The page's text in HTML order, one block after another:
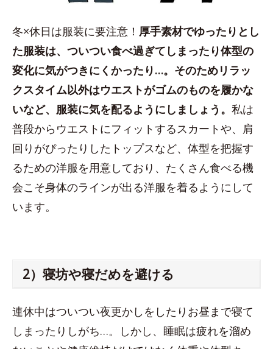
冬×休日は服装に要注意！ 厚手素材でゆったりとし
た服装は、ついつい食べ過ぎてしまったり体型の
変化に気がつきにくかったり…。そのためリラッ
クスタイム以外はウエストがゴムのものを履かな
いなど、服装に気を配るようにしましょう。 私は
普段からウエストにフィットするスカートや、肩
回りがぴったりしたトップスなど、体型を把握す
るための洋服を用意しており、たくさん食べる機
会こそ身体のラインが出る洋服を着るようにして
います。
2）寝坊や寝だめを避ける
連休中はついつい夜更かしをしたりお昼まで寝て
しまったりしがち…。しかし、睡眠は疲れを溜め